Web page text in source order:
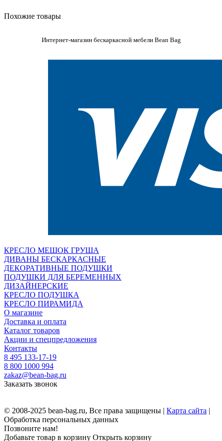
Похожие товары
Интернет-магазин бескаркасной мебели Bean Bag
КРЕСЛО МЕШОК ГРУША
ДИВАНЫ БЕСКАРКАСНЫЕ
ДЕКОРАТИВНЫЕ ПОДУШКИ
ПОДУШКИ ДЛЯ БЕРЕМЕННЫХ
ДИЗАЙНЕРСКИЕ
КРЕСЛО ПОДУШКА
КРЕСЛО ПИРАМИДА
О магазине
Доставка и оплата
Каталог товаров
Акции и спецпредложения
Контакты
8 495 133-17-19
8 800 1000 994
zakaz@bean-bag.ru
Заказать звонок
© 2008-2025 bean-bag.ru, Все права защищены | Карта сайта |
Обработка персональных данных
Позвоните нам!
Добавьте товар в корзину Открыть корзину